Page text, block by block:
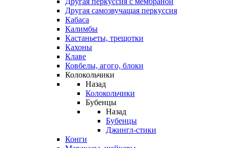
Другая самозвучащая перкуссия
Кабаса
Калимбы
Кастаньеты, трещотки
Кахоны
Клаве
Ковбелы, агого, блоки
Колокольчики
Назад
Колокольчики
Бубенцы
Назад
Бубенцы
Джингл-стики
Конги